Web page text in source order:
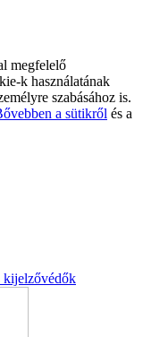
megfelelő
k használatának
szabásához is.
a sütikről és a
kijelzővédők